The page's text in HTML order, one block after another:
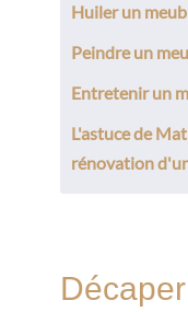
Huiler un
Peindre un
Entretenir un
L'astuce de
rénovation